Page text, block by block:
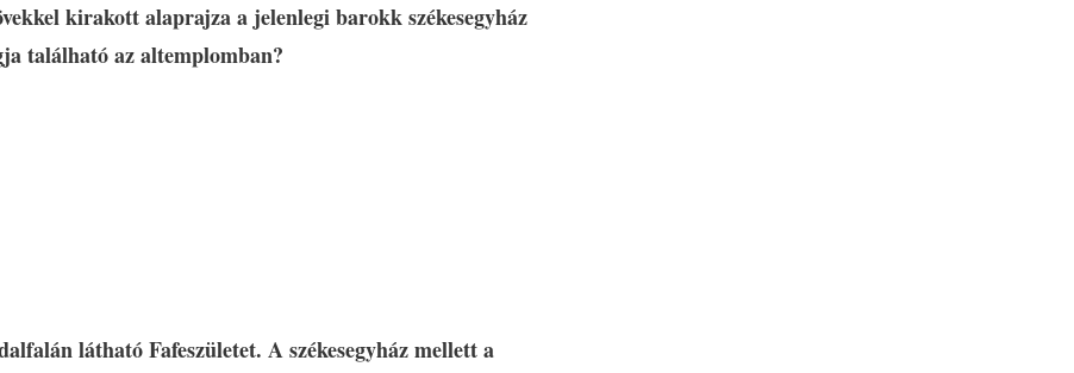
kirakott alaprajza a jelenlegi barokk székesegyház
található az altemplomban?
látható Fafeszületet. A székesegyház mellett a